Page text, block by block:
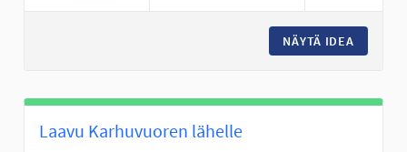
NÄYTÄ IDEA
Laavu Karhuvuoren lähelle